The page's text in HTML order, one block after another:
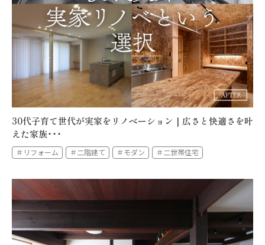
焼き板 漆喰 タイル・レンガ
全件を表示する
30代子育て世代が実家をリノベーション｜広さと快適さを叶
えた家族･･･
＃リフォーム ＃二階建て ＃モダン ＃二世帯住宅